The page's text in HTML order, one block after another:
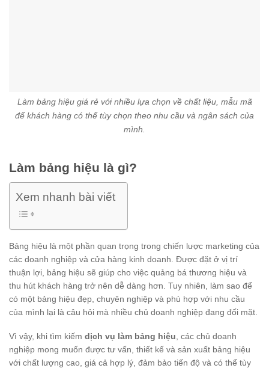
Làm bảng hiệu giá rẻ với nhiều lựa chọn về chất liệu, mẫu mã
để khách hàng có thể tùy chọn theo nhu cầu và ngân sách của
mình.
Làm bảng hiệu là gì?
Xem nhanh bài viết
Bảng hiệu là một phần quan trọng trong chiến lược marketing của
các doanh nghiệp và cửa hàng kinh doanh. Được đặt ở vị trí
thuận lợi, bảng hiệu sẽ giúp cho việc quảng bá thương hiệu và
thu hút khách hàng trở nên dễ dàng hơn. Tuy nhiên, làm sao để
có một bảng hiệu đẹp, chuyên nghiệp và phù hợp với nhu cầu
của mình lại là câu hỏi mà nhiều chủ doanh nghiệp đang đối mặt.
Vì vậy, khi tìm kiếm dịch vụ làm bảng hiệu , các chủ doanh
nghiệp mong muốn được tư vấn, thiết kế và sản xuất bảng hiệu
với chất lượng cao, giá cả hợp lý, đảm bảo tiến độ và có thể tùy